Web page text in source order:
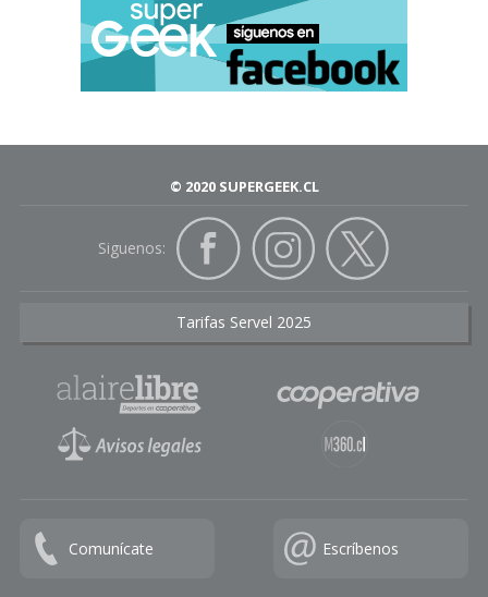
© 2020 SUPERGEEK.CL
Siguenos:
Tarifas Servel 2025
Comunícate Escríbenos